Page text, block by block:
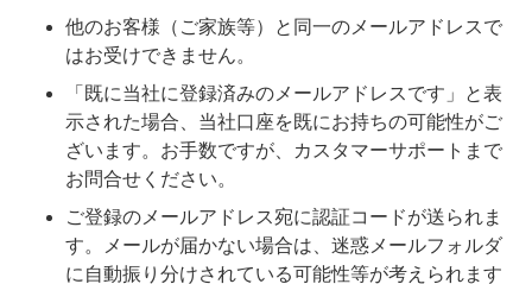
他のお客様（ご家族等）と同一のメールアドレスで
はお受けできません。
「既に当社に登録済みのメールアドレスです」と表
示された場合、当社口座を既にお持ちの可能性がご
ざいます。お手数ですが、カスタマーサポートまで
お問合せください。
ご登録のメールアドレス宛に認証コードが送られま
す。メールが届かない場合は、迷惑メールフォルダ
に自動振り分けされている可能性等が考えられます